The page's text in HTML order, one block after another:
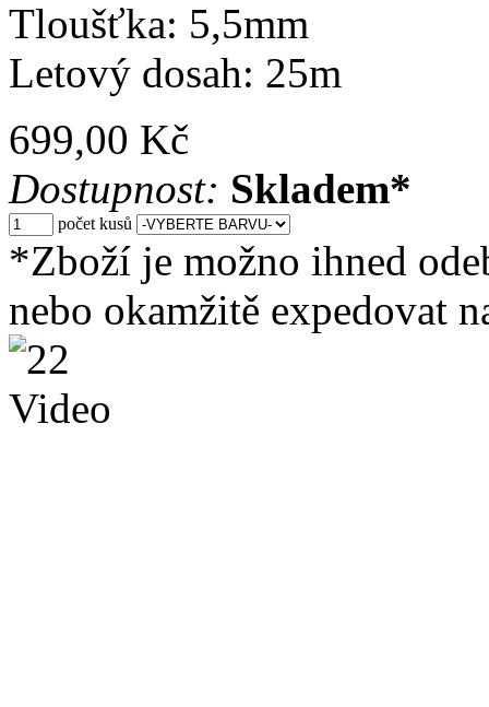
Tloušťka: 5,5mm
Letový dosah: 25m
699,00 Kč
Dostupnost: Skladem*
počet kusů
*Zboží je možno ihned
nebo okamžitě expedovat